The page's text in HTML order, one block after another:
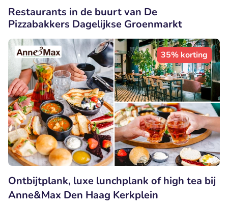
Restaurants in de buurt van De
Pizzabakkers Dagelijkse Groenmarkt
35% korting
Ontbijtplank, luxe lunchplank of high tea bij
Anne&Max Den Haag Kerkplein